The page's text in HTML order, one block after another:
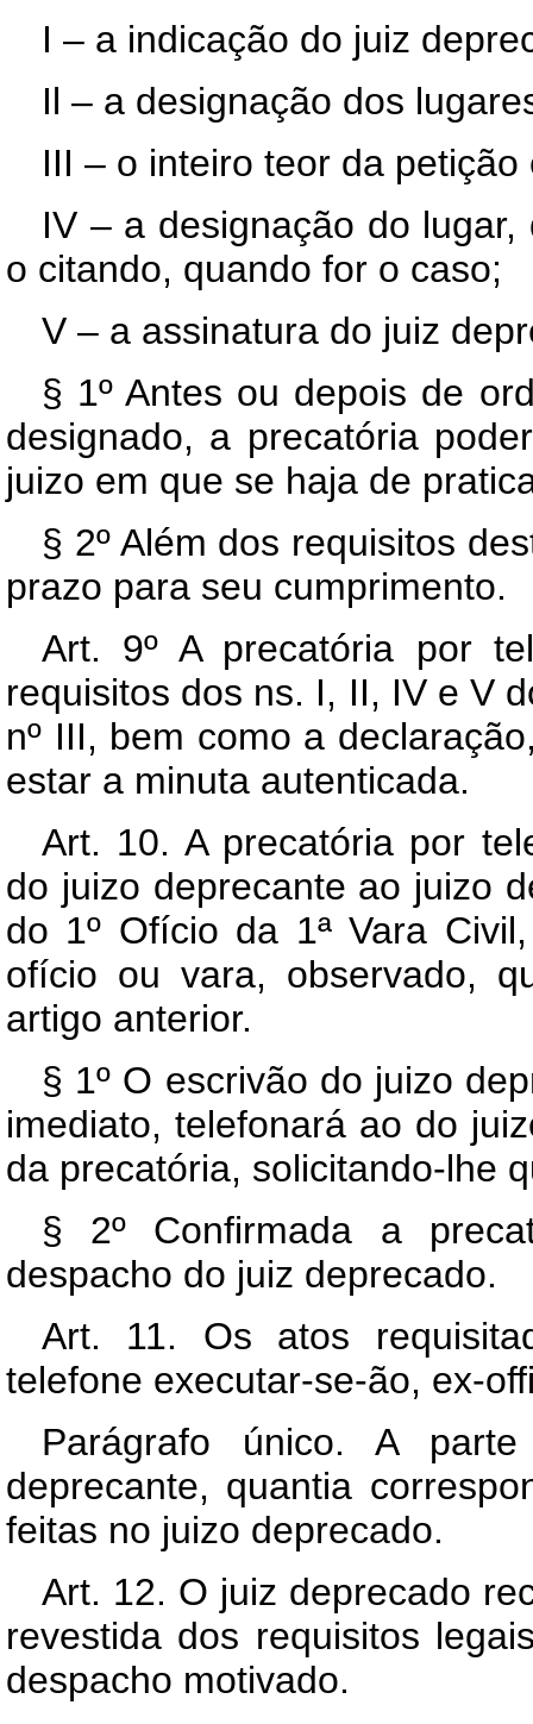
I – a indicação do juiz
Il – a designação dos
III – o inteiro teor da
IV – a designação do
o citando, quando for o caso;
V – a assinatura do juiz
§ 1º Antes ou depois de
designado, a precatória
juizo em que se haja de
§ 2º Além dos requisitos
prazo para seu cumprimento.
Art. 9º A precatória por
requisitos dos ns. I, II, IV e V
nº III, bem como a
estar a minuta autenticada.
Art. 10. A precatória por
do juizo deprecante ao juizo
do 1º Ofício da 1ª Vara
ofício ou vara, observado,
artigo anterior.
§ 1º O escrivão do juizo
imediato, telefonará ao do
da precatória, solicitando-lhe
§ 2º Confirmada a
despacho do juiz deprecado.
Art. 11. Os atos
telefone executar-se-ão, ex-
Parágrafo único. A
deprecante, quantia
feitas no juizo deprecado.
Art. 12. O juiz deprecado
revestida dos requisitos
despacho motivado.